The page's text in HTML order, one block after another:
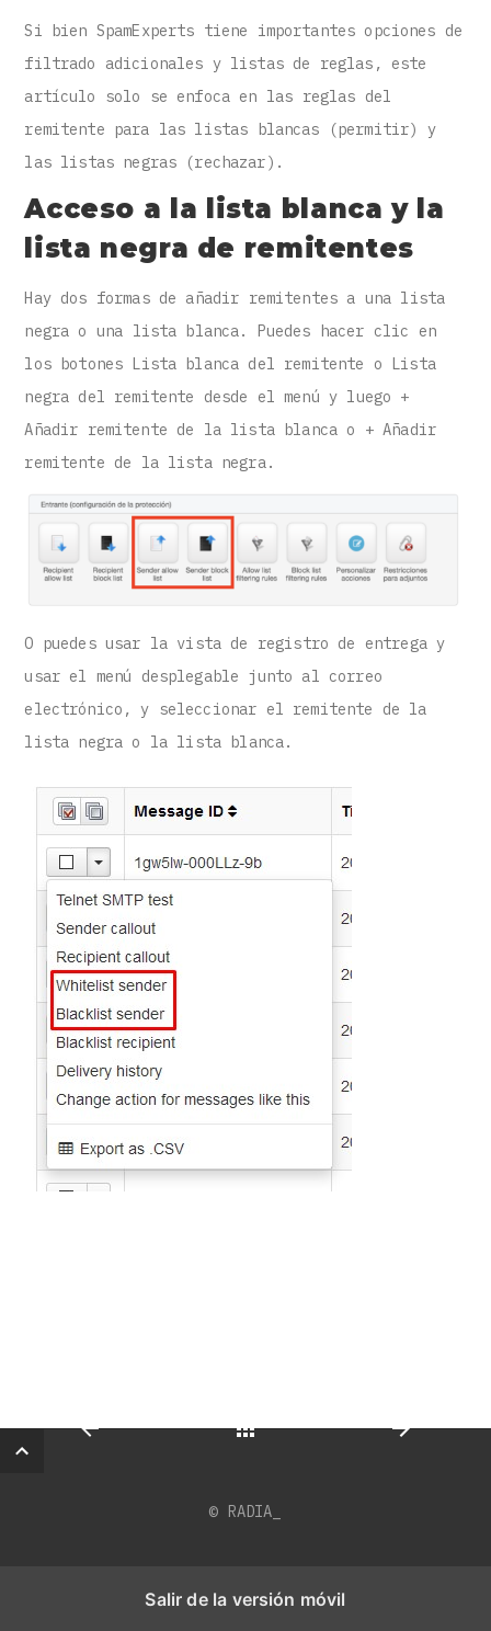
Si bien SpamExperts tiene importantes opciones de
filtrado adicionales y listas de reglas, este
artículo solo se enfoca en las reglas del
remitente para las listas blancas (permitir) y
las listas negras (rechazar).
Acceso a la lista blanca y la
lista negra de remitentes
Hay dos formas de añadir remitentes a una lista
negra o una lista blanca. Puedes hacer clic en
los botones Lista blanca del remitente o Lista
negra del remitente desde el menú y luego +
Añadir remitente de la lista blanca o + Añadir
remitente de la lista negra.
O puedes usar la vista de registro de entrega y
usar el menú desplegable junto al correo
electrónico, y seleccionar el remitente de la
lista negra o la lista blanca.
Back
© RADIA_
Salir de la versión móvil
Salir de la versión móvil